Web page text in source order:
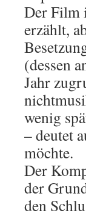
Der Film
erzählt,
(dessen
Jahr
wenig
– deutet
möchte.
Der
der
den